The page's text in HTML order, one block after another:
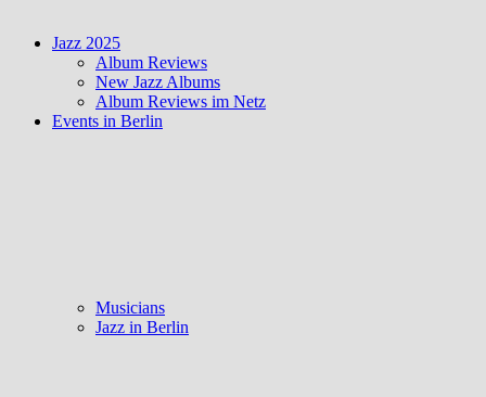
Jazz 2025
Album Reviews
New Jazz Albums
Album Reviews im Netz
Events in Berlin
Musicians
Jazz in Berlin